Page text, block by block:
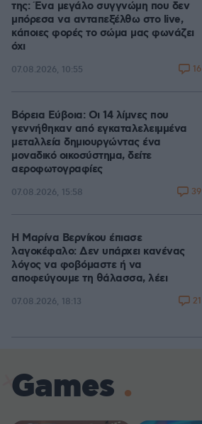
της: Ένα μεγάλο συγγνώμη που δεν
μπόρεσα να ανταπεξέλθω στο live,
κάποιες φορές το σώμα μας φωνάζει
όχι
07.08.2026, 10:55 16
Βόρεια Εύβοια: Οι 14 λίμνες που
γεννήθηκαν από εγκαταλελειμμένα
μεταλλεία δημιουργώντας ένα
μοναδικό οικοσύστημα, δείτε
αεροφωτογραφίες
07.08.2026, 15:58 39
Η Μαρίνα Βερνίκου έπιασε
λαγοκέφαλο: Δεν υπάρχει κανένας
λόγος να φοβόμαστε ή να
αποφεύγουμε τη θάλασσα, λέει
07.08.2026, 18:13 21
Games